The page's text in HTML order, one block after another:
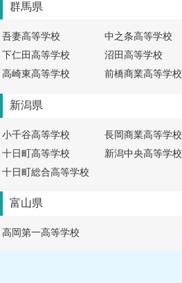
群馬県
吾妻高等学校 中之条高等学校
下仁田高等学校
沼田高等学校
高崎東高等学校
前橋商業高等学校
新潟県
小千谷高等学校 長岡商業高等学校
十日町高等学校
新潟中央高等学校
十日町総合高等学校
富山県
高岡第一高等学校